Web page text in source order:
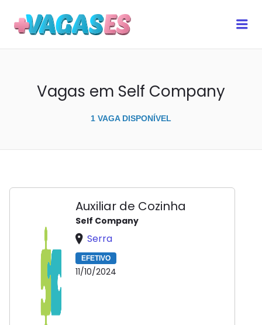
Vagas em Self Company
1 VAGA DISPONÍVEL
Auxiliar de Cozinha
Self Company
Serra
EFETIVO
11/10/2024